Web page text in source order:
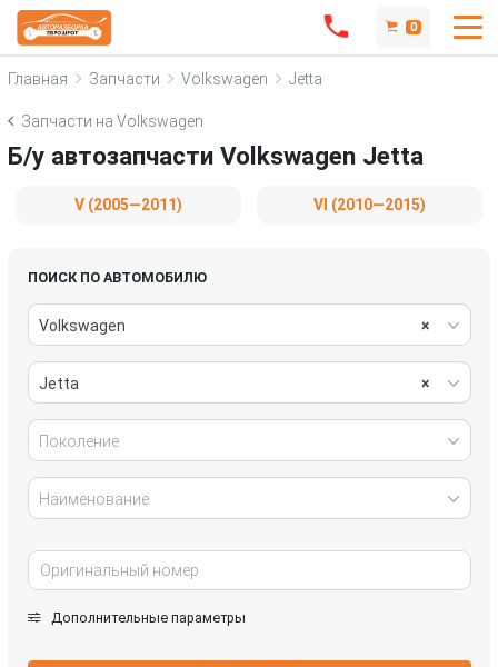
0
Главная Запчасти Volkswagen Jetta
Запчасти на Volkswagen
Б/у автозапчасти Volkswagen Jetta
V (2005—2011) VI (2010—2015)
ПОИСК ПО АВТОМОБИЛЮ
×
Volkswagen
×
Jetta
Поколение
Наименование
Дополнительные параметры